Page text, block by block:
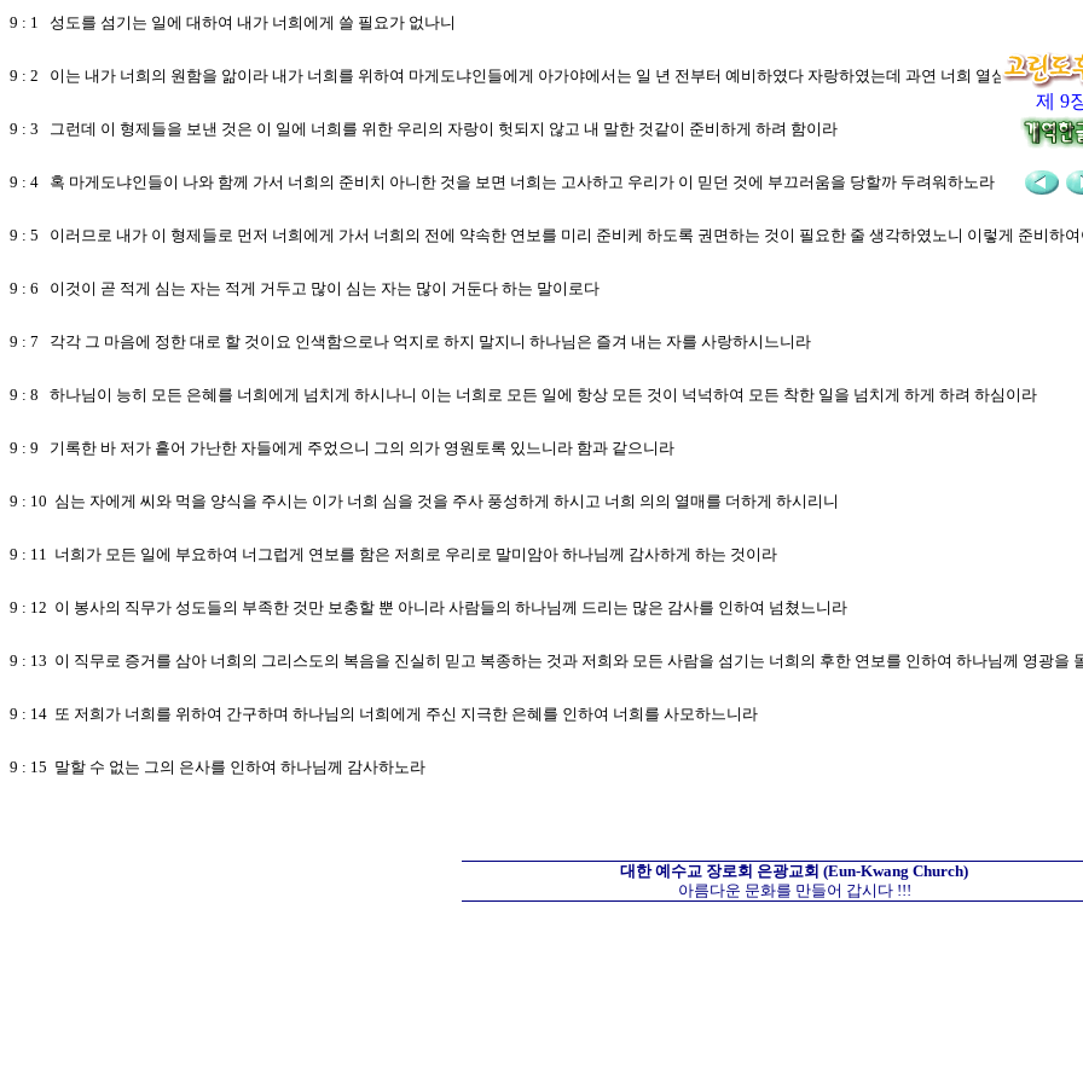
제 9
9 : 1 성도를 섬기는 일에 대하여 내가 너희에게 쓸 필요가 없나니
9 : 2 이는 내가 너희의 원함을 앎이라 내가 너희를 위하여 마게도냐인들에게 아가야에서는 일 년 전부터 예비하였다 자랑하였는데 과연 너희 열심이 퍽 많
9 : 3 그런데 이 형제들을 보낸 것은 이 일에 너희를 위한 우리의 자랑이 헛되지 않고 내 말한 것같이 준비하게 하려 함이라
9 : 4 혹 마게도냐인들이 나와 함께 가서 너희의 준비치 아니한 것을 보면 너희는 고사하고 우리가 이 믿던 것에 부끄러움을 당할까 두려워하노라
9 : 5 이러므로 내가 이 형제들로 먼저 너희에게 가서 너희의 전에 약속한 연보를 미리 준비케 하도록 권면하는 것이 필요한 줄 생각하였노니 이렇게 준비하
9 : 6 이것이 곧 적게 심는 자는 적게 거두고 많이 심는 자는 많이 거둔다 하는 말이로다
9 : 7 각각 그 마음에 정한 대로 할 것이요 인색함으로나 억지로 하지 말지니 하나님은 즐겨 내는 자를 사랑하시느니라
9 : 8 하나님이 능히 모든 은혜를 너희에게 넘치게 하시나니 이는 너희로 모든 일에 항상 모든 것이 넉넉하여 모든 착한 일을 넘치게 하게 하려 하심이라
9 : 9 기록한 바 저가 흩어 가난한 자들에게 주었으니 그의 의가 영원토록 있느니라 함과 같으니라
9 : 10 심는 자에게 씨와 먹을 양식을 주시는 이가 너희 심을 것을 주사 풍성하게 하시고 너희 의의 열매를 더하게 하시리니
9 : 11 너희가 모든 일에 부요하여 너그럽게 연보를 함은 저희로 우리로 말미암아 하나님께 감사하게 하는 것이라
9 : 12 이 봉사의 직무가 성도들의 부족한 것만 보충할 뿐 아니라 사람들의 하나님께 드리는 많은 감사를 인하여 넘쳤느니라
9 : 13 이 직무로 증거를 삼아 너희의 그리스도의 복음을 진실히 믿고 복종하는 것과 저희와 모든 사람을 섬기는 너희의 후한 연보를 인하여 하나님께 영광을
9 : 14 또 저희가 너희를 위하여 간구하며 하나님의 너희에게 주신 지극한 은혜를 인하여 너희를 사모하느니라
9 : 15 말할 수 없는 그의 은사를 인하여 하나님께 감사하노라
대한 예수교 장로회 은광교회 (Eun-Kwang Church)
아름다운 문화를 만들어 갑시다 !!!